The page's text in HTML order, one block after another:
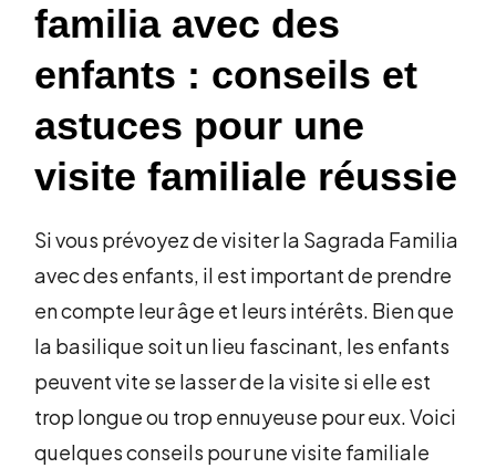
familia avec des
enfants : conseils et
astuces pour une
visite familiale réussie
Si vous prévoyez de visiter la Sagrada Familia
avec des enfants, il est important de prendre
en compte leur âge et leurs intérêts. Bien que
la basilique soit un lieu fascinant, les enfants
peuvent vite se lasser de la visite si elle est
trop longue ou trop ennuyeuse pour eux. Voici
quelques conseils pour une visite familiale